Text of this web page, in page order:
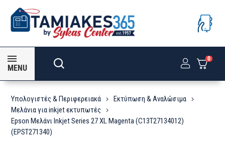
MENU
0
Υπολογιστές & Περιφερειακά
Εκτύπωση & Αναλώσιμα
Μελάνια για inkjet εκτυπωτές
Epson Μελάνι Inkjet Series 27 XL Magenta (C13T27134012)
(EPST271340)